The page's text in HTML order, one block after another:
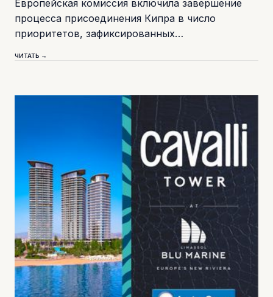
Европейская комиссия включила завершение
процесса присоединения Кипра в число
приоритетов, зафиксированных…
ЧИТАТЬ →